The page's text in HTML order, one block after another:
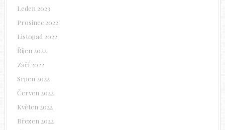
Leden 2023
Prosinec 2022
Listopad 2022
Říjen 2022
Září 2022
Srpen 2022
Červen 2022
Květen 2022
Březen 2022